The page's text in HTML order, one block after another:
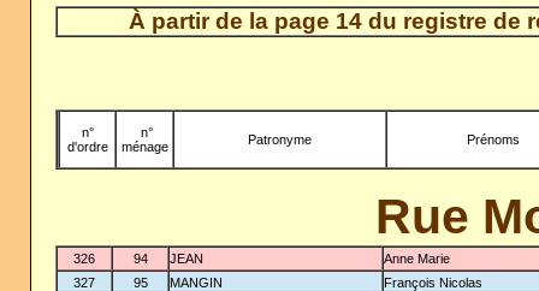
À partir de la page 14 du registre de
n°
d'ordre
-n°
ménage
Patronyme Prénoms
Rue
326 94 JEAN
Anne Marie
327
95 MANGIN
François Nicolas